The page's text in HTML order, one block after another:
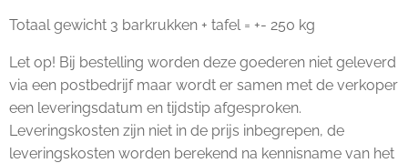
Totaal gewicht 3 barkrukken + tafel = +- 250 kg
Let op! Bij bestelling worden deze goederen niet geleverd
via een postbedrijf maar wordt er samen met de verkoper
een leveringsdatum en tijdstip afgesproken.
Leveringskosten zijn niet in de prijs inbegrepen, de
leveringskosten worden berekend na kennisname van het